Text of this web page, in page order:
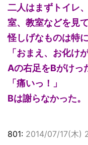
二人はまずトイレ
室、教室などを見
怪しげなものは特
「おまえ、お化け
Aの右足をBがけっ
「痛いっ！」
Bは謝らなかった。
801: 2014/07/17(木)